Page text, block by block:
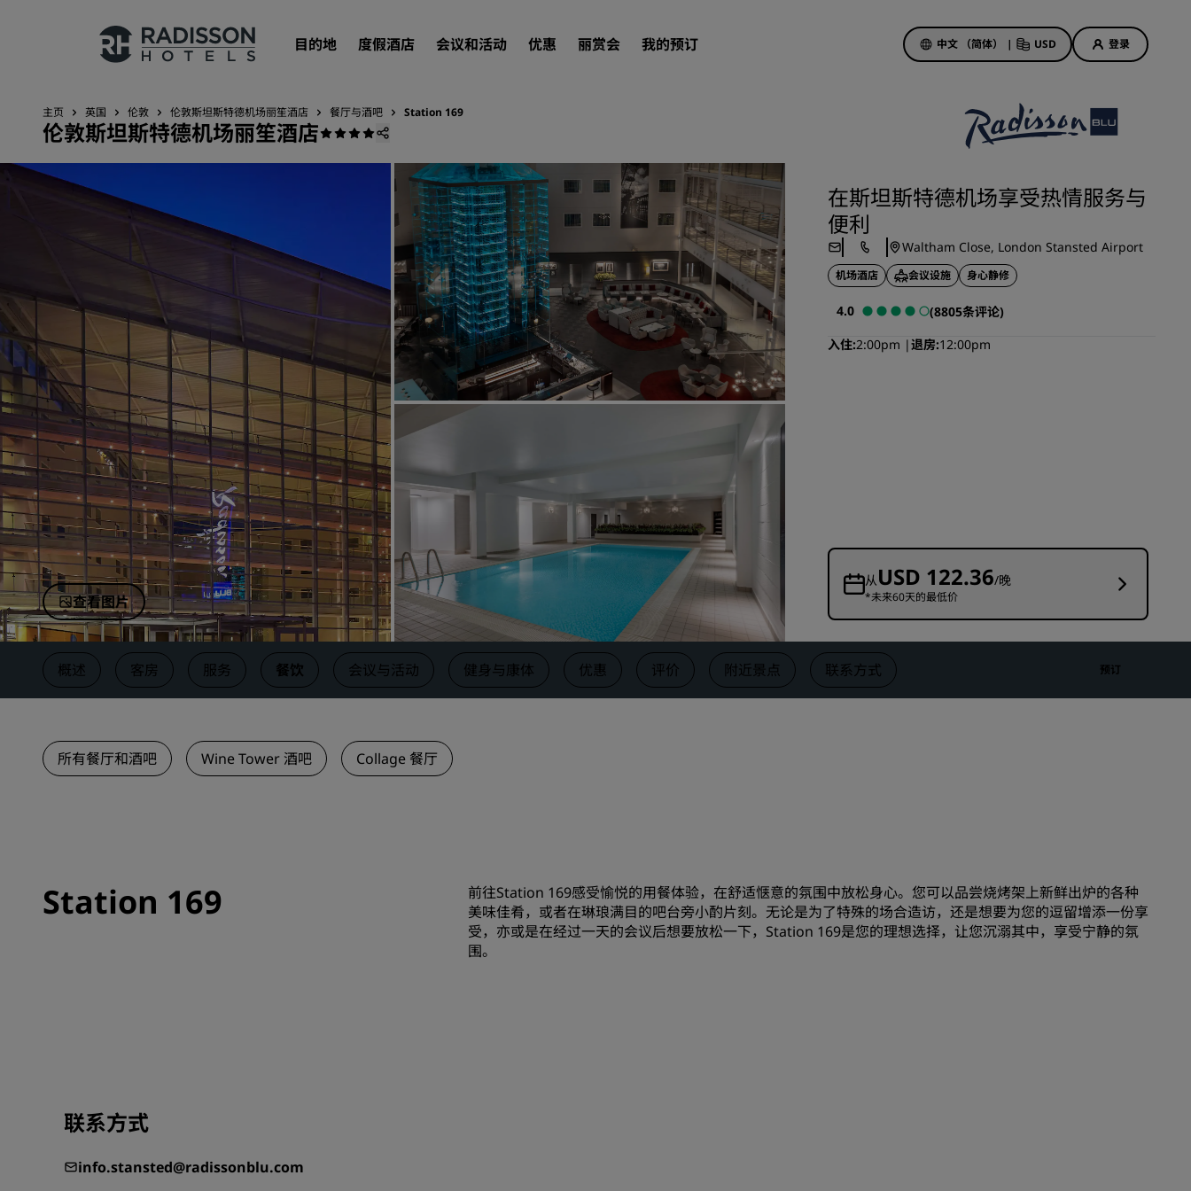
目的地 度假酒店 会议和活动 优惠 丽赏会 我的预订 中文 （简体） | USD 登录
我们的品牌
丽笙酒店集团品牌
中国附属品牌
目的地
度假酒店
服务式公寓
机场酒店
新开业和即将开业的酒店
会议和活动
探索丽笙会议
预订会议空间
搜索航班
搜索航班
餐饮
搜索餐厅
数字服务
酒店优惠
美好的初遇，丰厚的奖励
提前预订
查看套餐
访问我们的博客
丽赏会
了解丽赏会
如何使用积分
主页 英国 伦敦 伦敦斯坦斯特德机场丽笙酒店 餐厅与酒吧 Station 169
伦敦斯坦斯特德机场丽笙酒店
查看图片
在斯坦斯特德机场享受热情服务与
便利
Waltham Close, London Stansted Airport
机场酒店 会议设施 身心静修
4.0
(8805条评论)
入住 2:00pm 退房 12:00pm
从USD 122.36/晚
*未来60天的最低价
概述 客房 服务 餐饮 会议与活动 健身与康体 优惠 评价 附近景点 联系方式 预订
所有餐厅和酒吧 Wine Tower 酒吧 Collage 餐厅
Station 169
前往Station 169感受愉悦的用餐体验，在舒适惬意的氛围中放松身心。您可以品尝烧烤架上新鲜出炉的各种
美味佳肴，或者在琳琅满目的吧台旁小酌片刻。无论是为了特殊的场合造访，还是想要为您的逗留增添一份享
受，亦或是在经过一天的会议后想要放松一下，Station 169是您的理想选择，让您沉溺其中，享受宁静的氛
围。
联系方式
info.stansted@radissonblu.com